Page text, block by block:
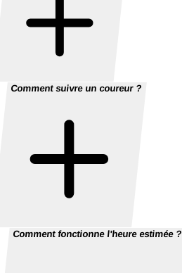
Comment suivre un coureur ?
Comment fonctionne l'heure estimée ?